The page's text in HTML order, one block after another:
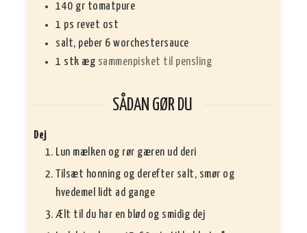
140 gr tomatpure
1 ps revet ost
salt, peber 6 worchestersauce
1 stk æg sammenpisket til pensling
SÅDAN GØR DU
Dej
Lun mælken og rør gæren ud deri
Tilsæt honning og derefter salt, smør og
hvedemel lidt ad gange
Ælt til du har en blød og smidig dej